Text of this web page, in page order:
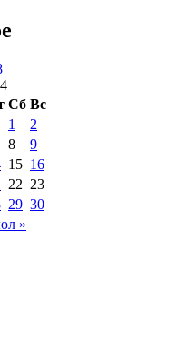
Сб Вс
»
1
2
8
9
15 16
22 23
29 30